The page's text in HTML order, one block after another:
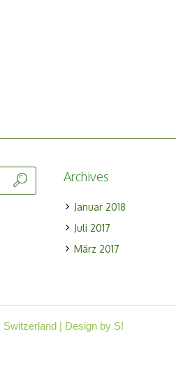
Archives
Januar 2018
Juli 2017
März 2017
| Design by S!